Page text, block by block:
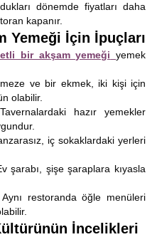
dönemde fiyatları daha
kapanır.
Yemeği İçin İpuçları
bir akşam yemeği yemek
ve bir ekmek, iki kişi için
olabilir.
hazır yemekler
iç sokaklardaki yerleri
şarabı, şişe şaraplara kıyasla
Aynı restoranda öğle menüleri
İncelikleri